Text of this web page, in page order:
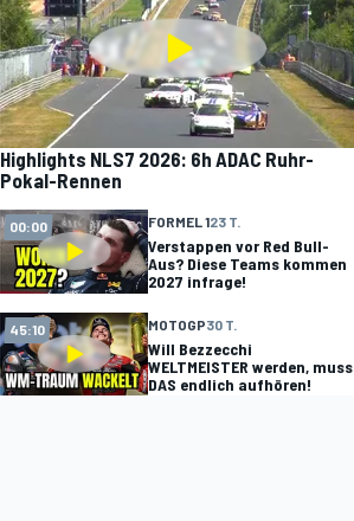
Highlights NLS7 2026: 6h ADAC Ruhr-
Pokal-Rennen
00:00 FORMEL 123 T.
Verstappen vor Red Bull-
Aus? Diese Teams kommen
2027 infrage!
45:10 MOTOGP30 T.
Will Bezzecchi
WELTMEISTER werden, muss
DAS endlich aufhören!